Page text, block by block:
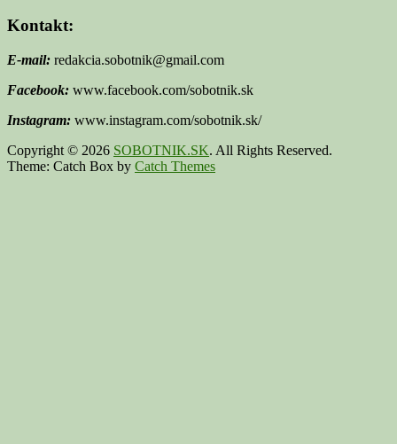
Kontakt:
E-mail: redakcia.sobotnik@gmail.com
Facebook: www.facebook.com/sobotnik.sk
Instagram: www.instagram.com/sobotnik.sk/
Copyright © 2026 SOBOTNIK.SK. All Rights Reserved.
Theme: Catch Box by Catch Themes